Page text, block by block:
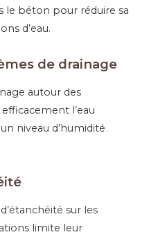
le béton pour réduire sa
d’eau.
de drainage
autour des
l’eau
niveau d’humidité
sur les
limite leur